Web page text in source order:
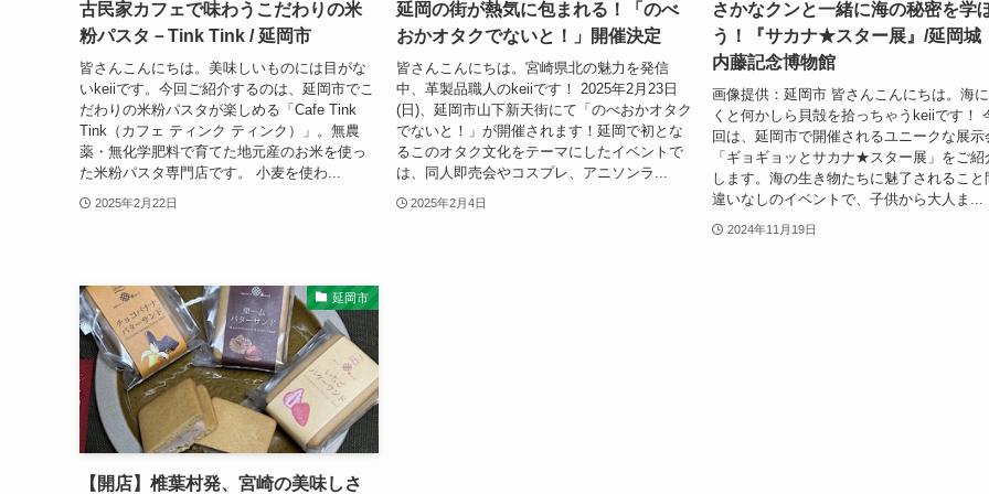
古民家カフェで味わうこだわりの米
粉パスタ－Tink Tink / 延岡市
皆さんこんにちは。美味しいものには目がな
いkeiiです。今回ご紹介するのは、延岡市でこ
だわりの米粉パスタが楽しめる「Cafe Tink
Tink（カフェ ティンク ティンク）」。無農
薬・無化学肥料で育てた地元産のお米を使っ
た米粉パスタ専門店です。 小麦を使わ...
2025年2月22日
延岡の街が熱気に包まれる！「のべ
おかオタクでないと！」開催決定
皆さんこんにちは。宮崎県北の魅力を発信
中、革製品職人のkeiiです！ 2025年2月23日
(日)、延岡市山下新天街にて「のべおかオタク
でないと！」が開催されます！延岡で初とな
るこのオタク文化をテーマにしたイベントで
は、同人即売会やコスプレ、アニソンラ...
2025年2月4日
さかなクンと一緒に海の秘密を学
う！『サカナ★スター展』/延岡城
内藤記念博物館
画像提供：延岡市 皆さんこんにちは。海
くと何かしら貝殻を拾っちゃうkeiiです！
回は、延岡市で開催されるユニークな展示
「ギョギョッとサカナ★スター展」をご紹
します。海の生き物たちに魅了されること
違いなしのイベントで、子供から大人ま...
2024年11月19日
延岡市
【開店】椎葉村発、宮崎の美味しさ